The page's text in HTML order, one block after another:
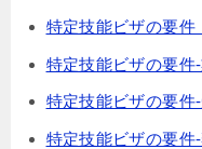
特定技能ビザの要件
特定技能ビザの要件
特定技能ビザの要件
特定技能ビザの要件